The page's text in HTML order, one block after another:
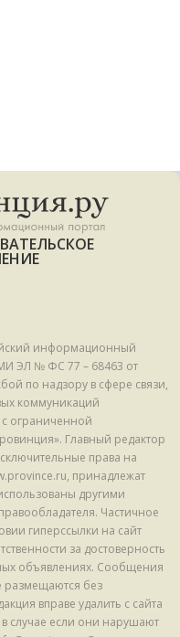
информационный
ЭЛ № ФС 77 – 68463 от
по надзору в сфере связи,
коммуникаций
ограниченной
Главный редактор
права на
принадлежат
другими
Частичное
гиперссылки на сайт
за достоверность
объявлениях. Сообщения
размещаются без
вправе удалить с сайта
случае если они нарушают